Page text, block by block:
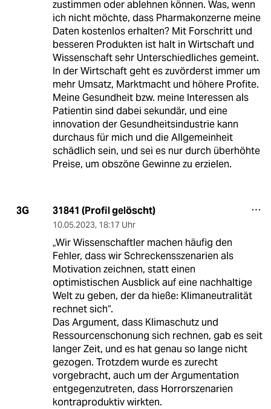
zustimmen oder ablehnen können. Was, wenn
ich nicht möchte, dass Pharmakonzerne meine
Daten kostenlos erhalten? Mit Forschritt und
besseren Produkten ist halt in Wirtschaft und
Wissenschaft sehr Unterschiedliches gemeint.
In der Wirtschaft geht es zuvörderst immer um
mehr Umsatz, Marktmacht und höhere Profite.
Meine Gesundheit bzw. meine Interessen als
Patientin sind dabei sekundär, und eine
innovation der Gesundheitsindustrie kann
durchaus für mich und die Allgemeinheit
schädlich sein, und sei es nur durch überhöhte
Preise, um obszöne Gewinne zu erzielen.
3G 31841 (Profil gelöscht)
10.05.2023, 18:17 Uhr
„Wir Wissenschaftler machen häufig den
Fehler, dass wir Schreckensszenarien als
Motivation zeichnen, statt einen
optimistischen Ausblick auf eine nachhaltige
Welt zu geben, der da hieße: Klimaneutralität
rechnet sich“.
Das Argument, dass Klimaschutz und
Ressourcenschonung sich rechnen, gab es seit
langer Zeit, und es hat genau so lange nicht
gezogen. Trotzdem wurde es zurecht
vorgebracht, auch um der Argumentation
entgegenzutreten, dass Horrorszenarien
kontraproduktiv wirkten.